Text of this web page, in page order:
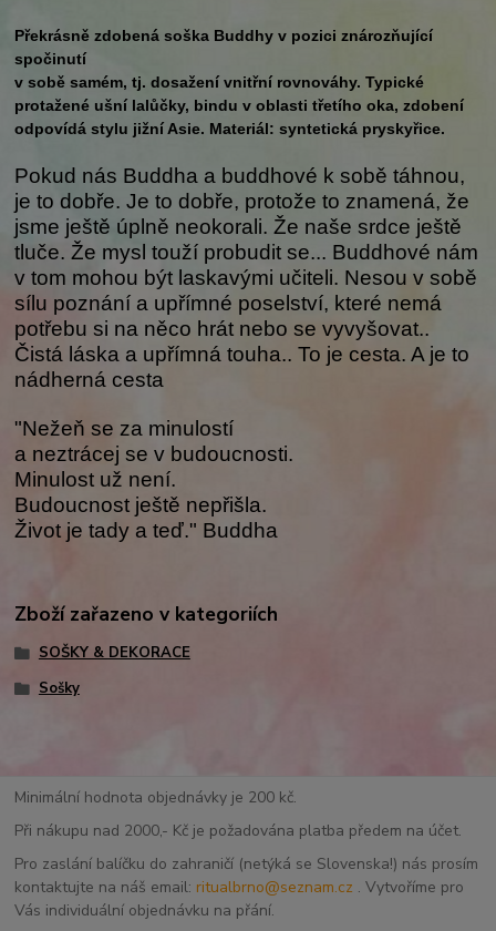
Překrásně zdobená soška Buddhy v pozici znározňující
spočinutí
v sobě samém, tj. dosažení vnitřní rovnováhy. Typické
protažené ušní lalůčky, bindu v oblasti třetího oka, zdobení
odpovídá stylu jižní Asie. Materiál: syntetická pryskyřice.
Pokud nás Buddha a buddhové k sobě táhnou,
je to dobře. Je to dobře, protože to znamená, že
jsme ještě úplně neokorali. Že naše srdce ještě
tluče. Že mysl touží probudit se... Buddhové nám
v tom mohou být laskavými učiteli. Nesou v sobě
sílu poznání a upřímné poselství, které nemá
potřebu si na něco hrát nebo se vyvyšovat..
Čistá láska a upřímná touha.. To je cesta. A je to
nádherná cesta
"Nežeň se za minulostí
a neztrácej se v budoucnosti.
Minulost už není.
Budoucnost ještě nepřišla.
Život je tady a teď." Buddha
Zboží zařazeno v kategoriích
SOŠKY & DEKORACE
Sošky
Minimální hodnota objednávky je 200 kč.
Při nákupu nad 2000,- Kč je požadována platba předem na účet.
Pro zaslání balíčku do zahraničí (netýká se Slovenska!) nás prosím
kontaktujte na náš email: ritualbrno@seznam.cz . Vytvoříme pro
Vás individuální objednávku na přání.